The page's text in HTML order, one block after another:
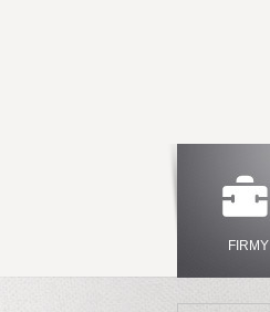
FIRMY